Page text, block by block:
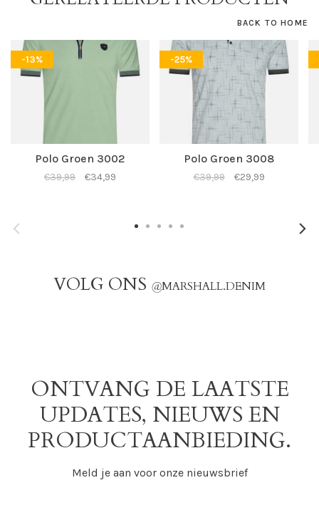
BACK TO HOME
-13%
Polo Groen 3002
€39,99 €34,99
-25%
Polo Groen 3008
€39,99 €29,99
VOLG ONS @MARSHALL.DENIM
ONTVANG DE LAATSTE
UPDATES, NIEUWS EN
PRODUCTAANBIEDING.
Meld je aan voor onze nieuwsbrief